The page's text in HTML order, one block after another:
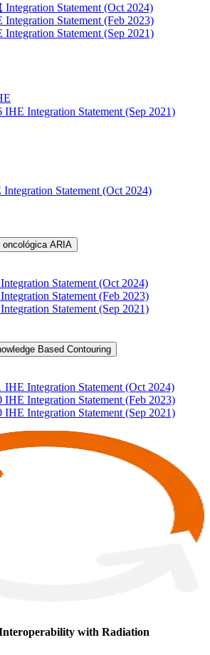
Integration Statement (Oct 2024)
Statement (Feb 2023)
Statement (Sep 2021)
IHE Integration Statement (Sep 2021)
Statement (Oct 2024)
ARIA
Statement (Oct 2024)
Statement (Feb 2023)
Statement (Sep 2021)
Based Contouring
IHE Integration Statement (Oct 2024)
IHE Integration Statement (Feb 2023)
IHE Integration Statement (Sep 2021)
with Radiation